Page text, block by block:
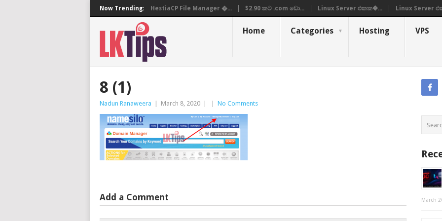
Now Trending: HestiaCP File Manager �... $2.90 කට .com ඩො... Linux Server එකක�... Linux Server
Home Categories Hosting VPS
8 (1)
Nadun Ranaweera March 8, 2020 No Comments
Add a Comment March